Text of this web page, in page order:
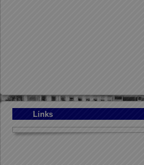
Links